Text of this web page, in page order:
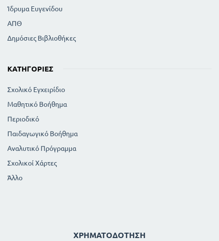
Ίδρυμα Ευγενίδου
ΑΠΘ
Δημόσιες Βιβλιοθήκες
ΚΑΤΗΓΟΡΊΕΣ
Σχολικό Εγχειρίδιο
Μαθητικό Βοήθημα
Περιοδικό
Παιδαγωγικό Βοήθημα
Αναλυτικό Πρόγραμμα
Σχολικοί Χάρτες
Άλλο
ΧΡΗΜΑΤΟΔΌΤΗΣΗ